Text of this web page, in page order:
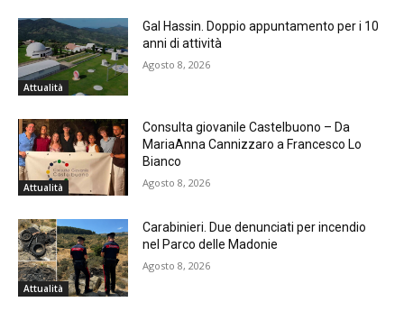
Attualità
Gal Hassin. Doppio appuntamento per i 10
anni di attività
Agosto 8, 2026
Attualità
Consulta giovanile Castelbuono – Da
MariaAnna Cannizzaro a Francesco Lo
Bianco
Agosto 8, 2026
Attualità
Carabinieri. Due denunciati per incendio
nel Parco delle Madonie
Agosto 8, 2026